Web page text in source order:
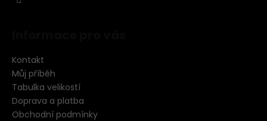
Kontakt
Můj příběh
Tabulka velikostí
Doprava a platba
Obchodní podmínky